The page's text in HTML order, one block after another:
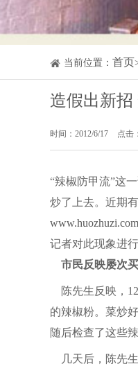
当前位置： 首页
造假出新招
时间：2012/6/17 点击
“辣椒防甲流”这
炒了上去。近期
www.huozhuzi.com
记者对此现象进行
市民反映屡次
陈先生反映，
的辣椒粉。菜炒
随后检查了这些
几天后，陈先生